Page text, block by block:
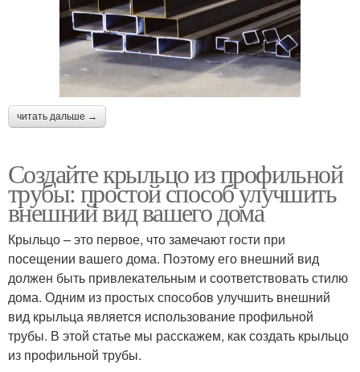
читать дальше →
Создайте крыльцо из профильной
трубы: простой способ улучшить
внешний вид вашего дома
Крыльцо – это первое, что замечают гости при
посещении вашего дома. Поэтому его внешний вид
должен быть привлекательным и соответствовать стилю
дома. Одним из простых способов улучшить внешний
вид крыльца является использование профильной
трубы. В этой статье мы расскажем, как создать крыльцо
из профильной трубы.